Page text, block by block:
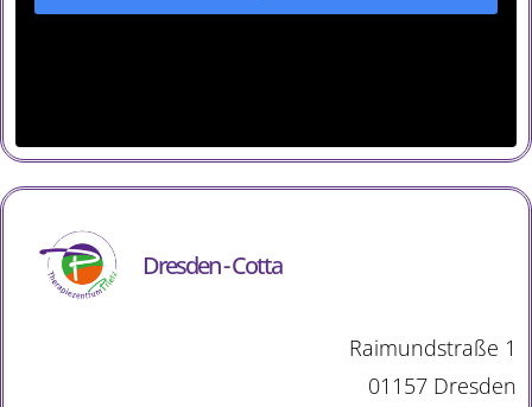
Dresden - Cotta
Raimundstraße 1
01157 Dresden